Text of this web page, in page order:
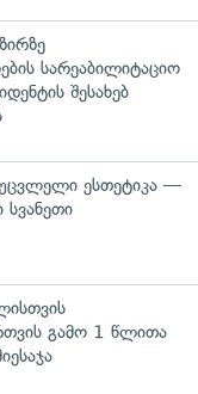
სარეაბილიტაციო
შესახებ
ესთეტიკა —
გამო 1 წლითა